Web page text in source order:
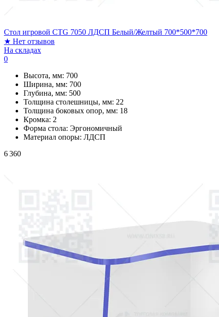
Стол игровой CTG 7050 ЛДСП Белый/Желтый 700*500*700
★ Нет отзывов
На складах
0
Высота, мм: 700
Ширина, мм: 700
Глубина, мм: 500
Толщина столешницы, мм: 22
Толщина боковых опор, мм: 18
Кромка: 2
Форма стола: Эргономичный
Материал опоры: ЛДСП
6 360